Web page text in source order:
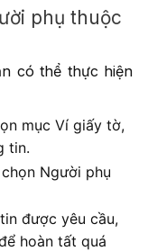
phụ thuộc
có thể thực hiện
mục Ví giấy tờ,
tin.
Người phụ
được yêu cầu,
hoàn tất quá